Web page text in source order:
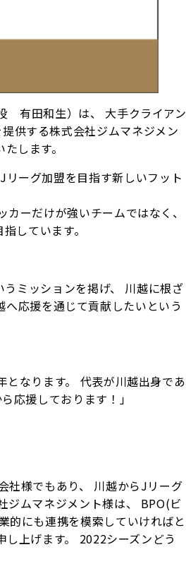
有田和生）は、 大手クライアン
供する株式会社ジムマネジメン
します。
リーグ加盟を目指す新しいフット
ーだけが強いチームではなく、
しています。
ミッションを掲げ、 川越に根ざ
へ応援を通じて貢献したいという
となります。 代表が川越出身であ
応援しております！」
社様でもあり、 川越からJリーグ
ジムマネジメント様は、 BPO(ビ
的にも連携を模索していければと
上げます。 2022シーズンどう